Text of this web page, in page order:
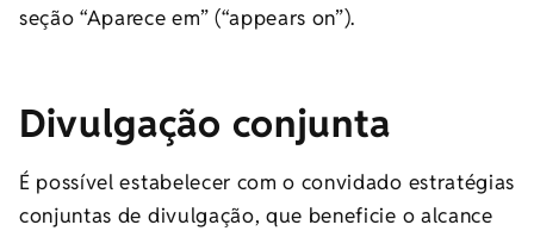
seção “Aparece em” (“appears on”).
Divulgação conjunta
É possível estabelecer com o convidado estratégias
conjuntas de divulgação, que beneficie o alcance